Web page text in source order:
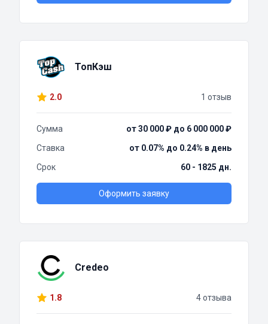
ТопКэш
2.0 1 отзыв
Сумма
от 30 000 ₽ до 6 000 000 ₽
Ставка
от 0.07% до 0.24% в день
Срок
60 - 1825 дн.
Оформить заявку
Credeo
1.8 4 отзыва